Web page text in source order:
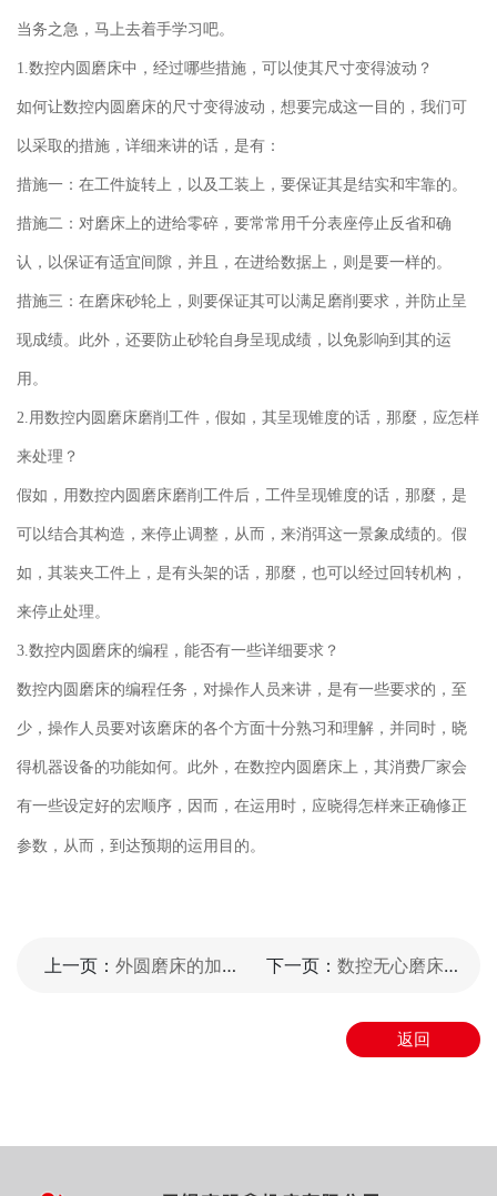
当务之急，马上去着手学习吧。
1.数控内圆磨床中，经过哪些措施，可以使其尺寸变得波动？
如何让数控内圆磨床的尺寸变得波动，想要完成这一目的，我们可
以采取的措施，详细来讲的话，是有：
措施一：在工件旋转上，以及工装上，要保证其是结实和牢靠的。
措施二：对磨床上的进给零碎，要常常用千分表座停止反省和确
认，以保证有适宜间隙，并且，在进给数据上，则是要一样的。
措施三：在磨床砂轮上，则要保证其可以满足磨削要求，并防止呈
现成绩。此外，还要防止砂轮自身呈现成绩，以免影响到其的运
用。
2.用数控内圆磨床磨削工件，假如，其呈现锥度的话，那麼，应怎样
来处理？
假如，用数控内圆磨床磨削工件后，工件呈现锥度的话，那麼，是
可以结合其构造，来停止调整，从而，来消弭这一景象成绩的。假
如，其装夹工件上，是有头架的话，那麼，也可以经过回转机构，
来停止处理。
3.数控内圆磨床的编程，能否有一些详细要求？
数控内圆磨床的编程任务，对操作人员来讲，是有一些要求的，至
少，操作人员要对该磨床的各个方面十分熟习和理解，并同时，晓
得机器设备的功能如何。此外，在数控内圆磨床上，其消费厂家会
有一些设定好的宏顺序，因而，在运用时，应晓得怎样来正确修正
参数，从而，到达预期的运用目的。
上一页： 外圆磨床的加工工艺控制要求 下一页：数控无心磨床与普通无心磨床区别在哪里
返回